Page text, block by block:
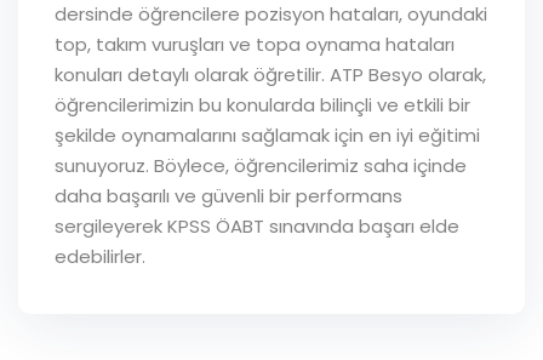
dersinde öğrencilere pozisyon hataları, oyundaki
top, takım vuruşları ve topa oynama hataları
konuları detaylı olarak öğretilir. ATP Besyo olarak,
öğrencilerimizin bu konularda bilinçli ve etkili bir
şekilde oynamalarını sağlamak için en iyi eğitimi
sunuyoruz. Böylece, öğrencilerimiz saha içinde
daha başarılı ve güvenli bir performans
sergileyerek KPSS ÖABT sınavında başarı elde
edebilirler.